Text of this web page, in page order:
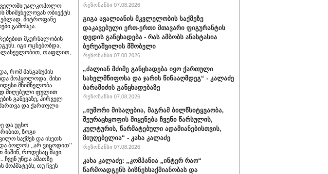
უალკოჰოლო
მნიშვნელოვან ობიექტს
მიტროფანე
გამოსცა.
მკურნალობის
იგი ოცნებობდა,
თაფლით,
რომ მანგანუმის
მოჰყოლოდა. მისი
მნიშნელობა
მიღებული ფულით
გაწევაზე, პირველ
და ქართული
და უცხო
ზოგი
საქმეს და ისეთს
ბოლოს ,,არ ვიცოდით’’
როდესაც შავი
ჩვენ უნდა ამათზე
თუ ჩვენ
რეზონანსი 07.08.2026
გიგა ავალიანის მკვლელობის საქმეზე
დაკავებული ერთ-ერთი მთავარი ფიგურანტის
დედის განცხადება - რას ამბობს ანასტასია
ბერუაშვილის მშობელი
რეზონანსი 07.08.2026
„ძალიან მძიმე განცხადება იყო ქართული
სახელმწიფოსა და ჯარის წინააღმდეგ“ - კალაძე
ბარამიძის განცხადებაზე
რეზონანსი 07.08.2026
„იუმორი მისაღებია, მაგრამ ბილწსიტყვაობა,
შეურაცხყოფის მიყენება ჩვენი წარსულის,
კულტურის, წარმატებული ადამიანებისთვის,
მიუღებელია“ - კახა კალაძე
რეზონანსი 07.08.2026
კახა კალაძე: „კომპანია „ინტერ რაო“
წარმოადგენს ბიზნესსაქმიანობას და